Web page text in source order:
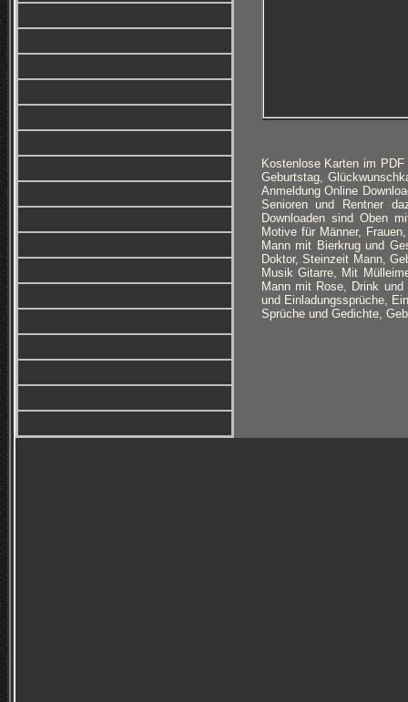
Kostenlose Karten im
Geburtstag,
Anmeldung Online
Senioren und Rentner
Downloaden sind Oben
Motive für Männer,
Mann mit Bierkrug und
Doktor, Steinzeit Mann,
Musik Gitarre, Mit
Mann mit Rose, Drink
und Einladungssprüche,
Sprüche und Gedichte,